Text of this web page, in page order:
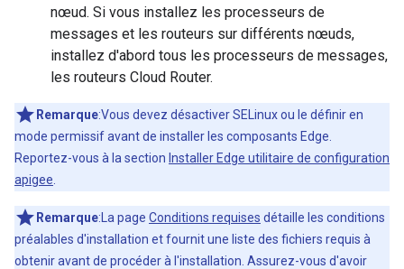
nœud. Si vous installez les processeurs de
messages et les routeurs sur différents nœuds,
installez d'abord tous les processeurs de messages,
les routeurs Cloud Router.
Remarque:Vous devez désactiver SELinux ou le définir en
mode permissif avant de installer les composants Edge.
Reportez-vous à la section Installer Edge utilitaire de configuration
apigee
Remarque:La page Conditions requises détaille les conditions
préalables d'installation et fournit une liste des fichiers requis à
obtenir avant de procéder à l'installation. Assurez-vous d'avoir